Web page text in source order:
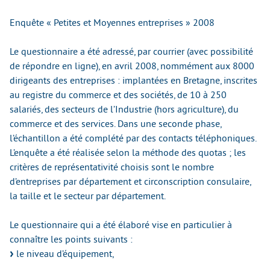
Enquête « Petites et Moyennes entreprises » 2008
Le questionnaire a été adressé, par courrier (avec possibilité
de répondre en ligne), en avril 2008, nommément aux 8000
dirigeants des entreprises : implantées en Bretagne, inscrites
au registre du commerce et des sociétés, de 10 à 250
salariés, des secteurs de l’Industrie (hors agriculture), du
commerce et des services. Dans une seconde phase,
l’échantillon a été complété par des contacts téléphoniques.
L’enquête a été réalisée selon la méthode des quotas ; les
critères de représentativité choisis sont le nombre
d’entreprises par département et circonscription consulaire,
la taille et le secteur par département.
Le questionnaire qui a été élaboré vise en particulier à
connaître les points suivants :
le niveau d’équipement,